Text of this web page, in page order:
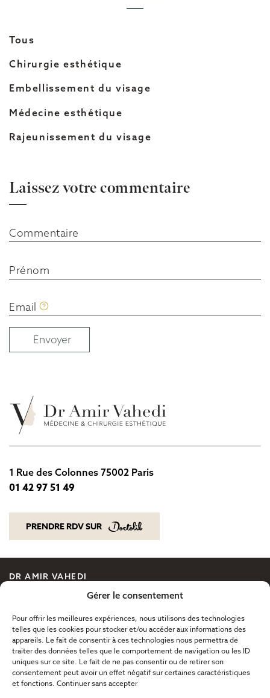
Gérer le consentement
Pour offrir les meilleures expériences, nous utilisons des technologies
telles que les cookies pour stocker et/ou accéder aux informations des
appareils. Le fait de consentir à ces technologies nous permettra de
traiter des données telles que le comportement de navigation ou les ID
uniques sur ce site. Le fait de ne pas consentir ou de retirer son
consentement peut avoir un effet négatif sur certaines caractéristiques
et fonctions. Continuer sans accepter
Tous
Chirurgie esthétique
Embellissement du visage
Médecine esthétique
Rajeunissement du visage
Laissez votre commentaire
Commentaire
Prénom
Email
Envoyer
1 Rue des Colonnes 75002 Paris
01 42 97 51 49
PRENDRE RDV SUR
DR AMIR VAHEDI
CHIRURGIE ESTHÉTIQUE
LE VISAGE
BLOG ESTHÉTIQUE
CONTACT